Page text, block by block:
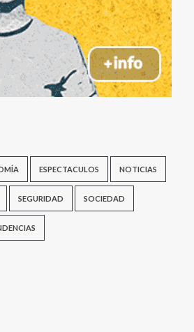
ESPECTACULOS NOTICIAS
SEGURIDAD SOCIEDAD